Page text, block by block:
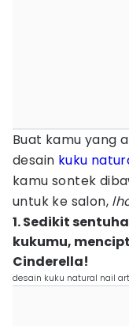
Buat kamu yang
desain kuku
kamu sontek
untuk ke salon,
1. Sedikit
kukumu,
Cinderella!
desain kuku natural nail